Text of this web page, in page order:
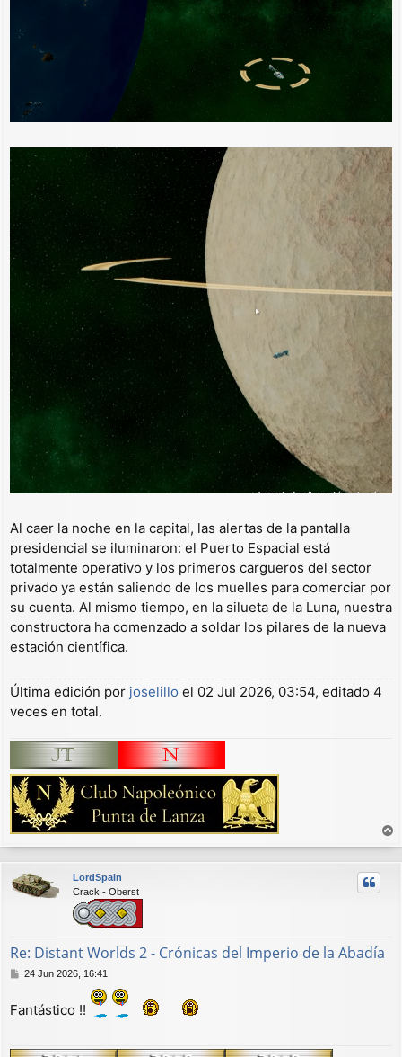
Al caer la noche en la capital, las alertas de la pantalla
presidencial se iluminaron: el Puerto Espacial está
totalmente operativo y los primeros cargueros del sector
privado ya están saliendo de los muelles para comerciar por
su cuenta. Al mismo tiempo, en la silueta de la Luna, nuestra
constructora ha comenzado a soldar los pilares de la nueva
estación científica.
Última edición por joselillo el 02 Jul 2026, 03:54, editado 4
veces en total.
r
r
LordSpain
Crack - Oberst
Re: Distant Worlds 2 - Crónicas del Imperio de la Abadía
M
s
24 Jun 2026, 16:41
Fantástico !!